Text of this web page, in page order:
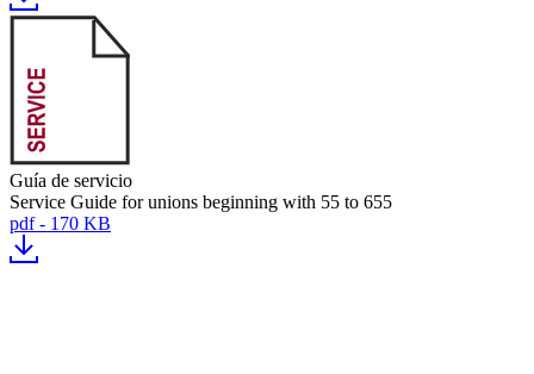
Guía de servicio
Service Guide for unions beginning with 55 to 655
pdf - 170 KB